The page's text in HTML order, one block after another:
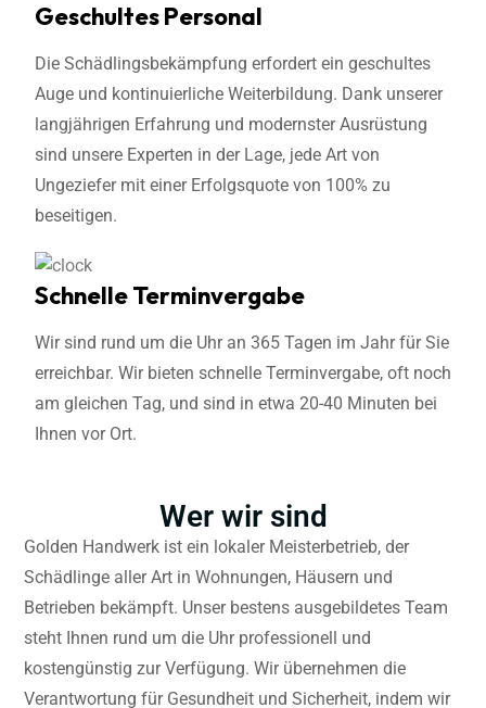
Geschultes Personal
Die Schädlingsbekämpfung erfordert ein geschultes
Auge und kontinuierliche Weiterbildung. Dank unserer
langjährigen Erfahrung und modernster Ausrüstung
sind unsere Experten in der Lage, jede Art von
Ungeziefer mit einer Erfolgsquote von 100% zu
beseitigen.
Schnelle Terminvergabe
Wir sind rund um die Uhr an 365 Tagen im Jahr für Sie
erreichbar. Wir bieten schnelle Terminvergabe, oft noch
am gleichen Tag, und sind in etwa 20-40 Minuten bei
Ihnen vor Ort.
Wer wir sind
Golden Handwerk ist ein lokaler Meisterbetrieb, der
Schädlinge aller Art in Wohnungen, Häusern und
Betrieben bekämpft. Unser bestens ausgebildetes Team
steht Ihnen rund um die Uhr professionell und
kostengünstig zur Verfügung. Wir übernehmen die
Verantwortung für Gesundheit und Sicherheit, indem wir